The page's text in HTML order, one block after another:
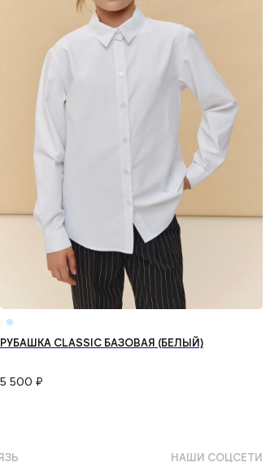
РУБАШКА CLASSIC БАЗОВАЯ (БЕЛЫЙ)
5 500 ₽
НАШИ СОЦСЕТИ